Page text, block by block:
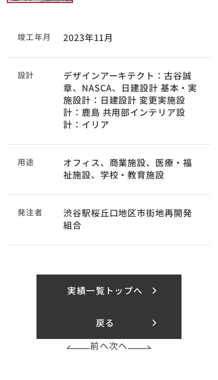
竣工年月 2023年11月
設計
デザインアーキテクト：古谷誠
章、NASCA、日建設計 基本・実
施設計：日建設計 変更実施設
計：鹿島 共用部インテリア設
計：イリア
用途
オフィス、商業施設、医療・福
祉施設、学校・教育施設
発注者
渋谷駅桜丘口地区市街地再開発
組合
実績一覧トップへ
戻る
前へ次へ